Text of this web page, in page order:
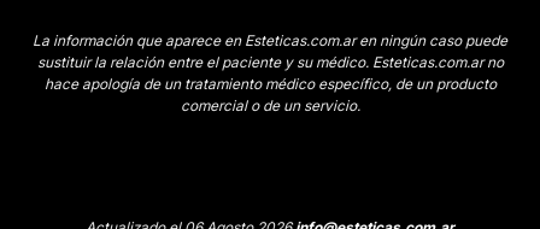
La información que aparece en Esteticas.com.ar en ningún caso puede
sustituir la relación entre el paciente y su médico. Esteticas.com.ar no
hace apología de un tratamiento médico específico, de un producto
comercial o de un servicio.